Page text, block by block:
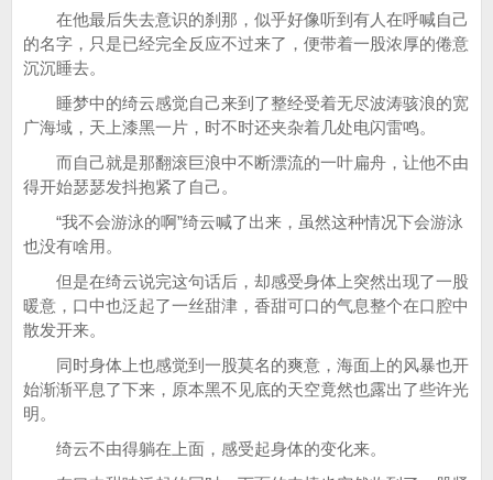
在他最后失去意识的刹那，似乎好像听到有人在呼喊自己
的名字，只是已经完全反应不过来了，便带着一股浓厚的倦意
沉沉睡去。
睡梦中的绮云感觉自己来到了整经受着无尽波涛骇浪的宽
广海域，天上漆黑一片，时不时还夹杂着几处电闪雷鸣。
而自己就是那翻滚巨浪中不断漂流的一叶扁舟，让他不由
得开始瑟瑟发抖抱紧了自己。
“我不会游泳的啊”绮云喊了出来，虽然这种情况下会游泳
也没有啥用。
但是在绮云说完这句话后，却感受身体上突然出现了一股
暖意，口中也泛起了一丝甜津，香甜可口的气息整个在口腔中
散发开来。
同时身体上也感觉到一股莫名的爽意，海面上的风暴也开
始渐渐平息了下来，原本黑不见底的天空竟然也露出了些许光
明。
绮云不由得躺在上面，感受起身体的变化来。